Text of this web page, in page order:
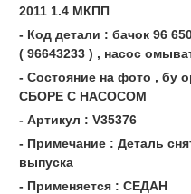
2011 1.4 МКПП
- Код детали : бачок 96
( 96643233 ) , насос
- Состояние на фото , бу
СБОРЕ С НАСОСОМ
- Артикул : V35376
- Примечание : Деталь
выпуска
- Применяется : СЕДАН